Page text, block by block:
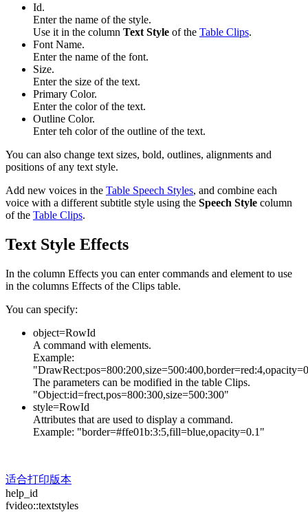
Id.
Enter the name of the style.
Use it in the column Text Style of the Table Clips.
Font Name.
Enter the name of the font.
Size.
Enter the size of the text.
Primary Color.
Enter the color of the text.
Outline Color.
Enter teh color of the outline of the text.
You can also change text sizes, bold, outlines, alignments and
positions of any text style.
Add new voices in the Table Speech Styles, and combine each
voice with a different subtitle style using the Speech Style column
of the Table Clips.
Text Style Effects
In the column Effects you can enter commands and element to use
in the columns Effects of the Clips table.
You can specify:
object=RowId
A command with elements.
Example:
The parameters can be modified in the table Clips.
"Object:id=frect,pos=800:300,size=500:300"
style=RowId
Attributes that are used to display a command.
Example: "border=#ffe01b:3:5,fill=blue,opacity=0.1"
适合打印版本
help_id
fvideo::textstyles